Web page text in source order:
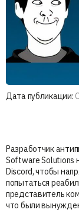
Дата публикации:
Разработчик
Software Solutions
Discord, чтобы
попытаться
представитель
что были